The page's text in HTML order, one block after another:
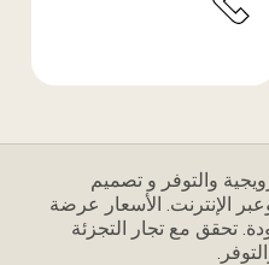
والتوفر و تصميم
الإنترنت. الأسعار عرضة
تحقق مع تجار التجزئة